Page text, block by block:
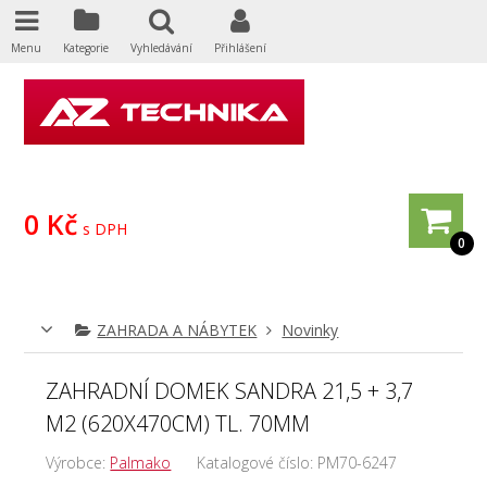
0
0 Kč s DPH
ZAHRADA A NÁBYTEK Novinky
ZAHRADNÍ DOMEK SANDRA 21,5 + 3,7
M2 (620X470CM) TL. 70MM
Výrobce: Palmako Katalogové číslo: PM70-6247
Menu Kategorie Vyhledávání Přihlášení